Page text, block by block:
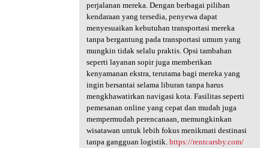
perjalanan mereka. Dengan berbagai pilihan
kendaraan yang tersedia, penyewa dapat
menyesuaikan kebutuhan transportasi mereka
tanpa bergantung pada transportasi umum yang
mungkin tidak selalu praktis. Opsi tambahan
seperti layanan sopir juga memberikan
kenyamanan ekstra, terutama bagi mereka yang
ingin bersantai selama liburan tanpa harus
mengkhawatirkan navigasi kota. Fasilitas seperti
pemesanan online yang cepat dan mudah juga
mempermudah perencanaan, memungkinkan
wisatawan untuk lebih fokus menikmati destinasi
tanpa gangguan logistik. https://rentcarsby.com/